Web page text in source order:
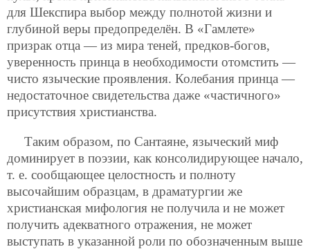
для Шекспира выбор между полнотой жизни и
глубиной веры предопределён. В «Гамлете»
призрак отца — из мира теней, предков-богов,
уверенность принца в необходимости отомстить —
чисто языческие проявления. Колебания принца —
недостаточное свидетельства даже «частичного»
присутствия христианства.
Таким образом, по Сантаяне, языческий миф
доминирует в поэзии, как консолидирующее начало,
т. е. сообщающее целостность и полноту
высочайшим образцам, в драматургии же
христианская мифология не получила и не может
получить адекватного отражения, не может
выступать в указанной роли по обозначенным выше